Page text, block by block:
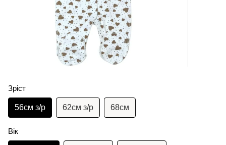
Зріст
56см з/р 62см з/р 68см
Вік